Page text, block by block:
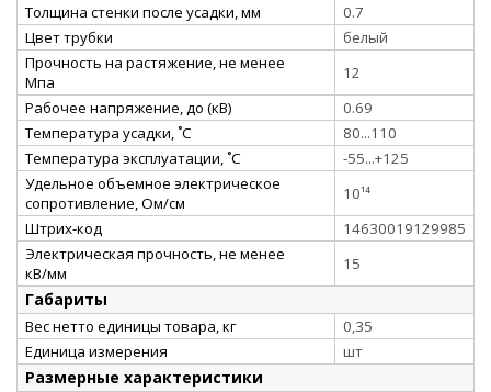
Толщина стенки после усадки, мм
0.7
Цвет трубки
белый
Прочность на растяжение, не менее
Мпа
12
Рабочее напряжение, до (кВ)
0.69
Температура усадки, ˚С
80...110
Температура эксплуатации, ˚С
-55...+125
Удельное объемное электрическое
сопротивление, Ом/см
10¹⁴
Штрих-код
14630019129985
Электрическая прочность, не менее
кВ/мм
15
Габариты
Вес нетто единицы товара, кг
0,35
Единица измерения
шт
Размерные характеристики